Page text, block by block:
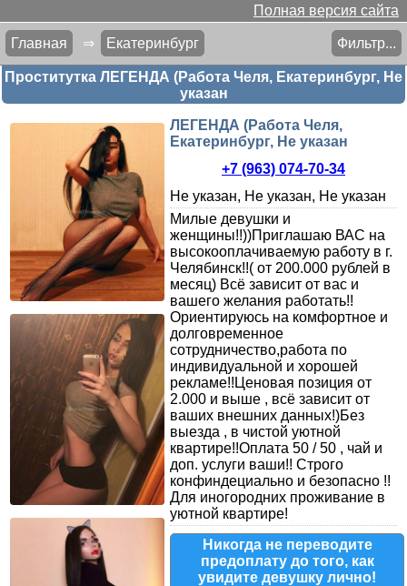
Полная версия сайта
Главная ⇒ Екатеринбург Фильтр...
Проститутка ЛЕГЕНДА (Работа Челя, Екатеринбург, Не
указан
ЛЕГЕНДА (Работа Челя,
Екатеринбург, Не указан
+7 (963) 074-70-34
Не указан, Не указан, Не указан
Милые девушки и
женщины!!))Приглашаю ВАС на
высокооплачиваемую работу в г.
Челябинск!!( от 200.000 рублей в
месяц) Всё зависит от вас и
вашего желания работать!!
Ориентируюсь на комфортное и
долговременное
сотрудничество,работа по
индивидуальной и хорошей
рекламе!!Ценовая позиция от
2.000 и выше , всё зависит от
ваших внешних данных!)Без
выезда , в чистой уютной
квартире!!Оплата 50 / 50 , чай и
доп. услуги ваши!! Строго
конфиндециально и безопасно !!
Для иногородних проживание в
уютной квартире!
Никогда не переводите
предоплату до того, как
увидите девушку лично!